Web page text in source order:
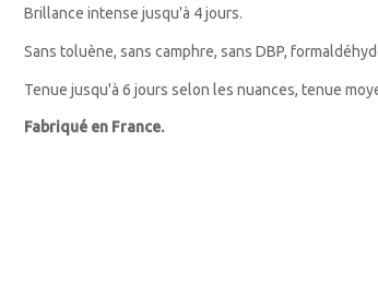
Brillance intense jusqu'à 4 jours.
Sans toluène, sans camphre, sans DBP,
Tenue jusqu'à 6 jours selon les nuances, tenue
Fabriqué en France.